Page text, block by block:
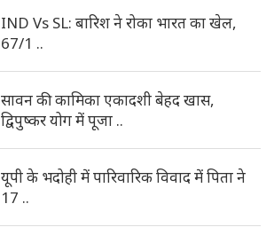
IND Vs SL: बारिश ने रोका भारत का खेल,
67/1 ..
सावन की कामिका एकादशी बेहद खास,
द्विपुष्कर योग में पूजा ..
यूपी के भदोही में पारिवारिक विवाद में पिता ने
17 ..